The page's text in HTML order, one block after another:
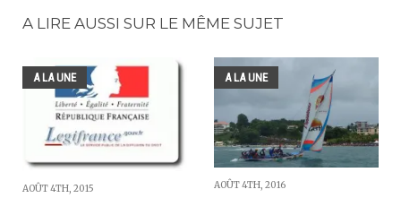
A LIRE AUSSI SUR LE MÊME SUJET
A LA UNE
AOÛT 4TH, 2015
A LA UNE
AOÛT 4TH, 2016